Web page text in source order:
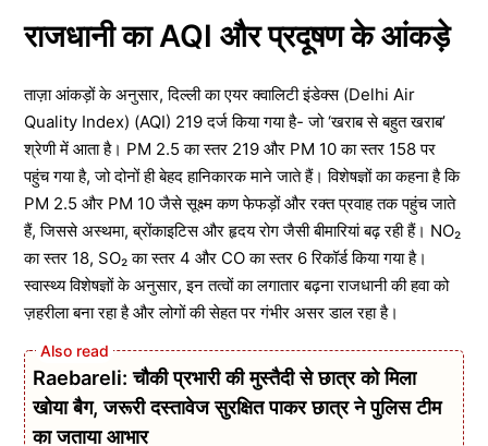
राजधानी का AQI और प्रदूषण के आंकड़े
ताज़ा आंकड़ों के अनुसार, दिल्ली का एयर क्वालिटी इंडेक्स (Delhi Air
Quality Index) (AQI) 219 दर्ज किया गया है- जो ‘खराब से बहुत खराब’
श्रेणी में आता है। PM 2.5 का स्तर 219 और PM 10 का स्तर 158 पर
पहुंच गया है, जो दोनों ही बेहद हानिकारक माने जाते हैं। विशेषज्ञों का कहना है कि
PM 2.5 और PM 10 जैसे सूक्ष्म कण फेफड़ों और रक्त प्रवाह तक पहुंच जाते
हैं, जिससे अस्थमा, ब्रोंकाइटिस और हृदय रोग जैसी बीमारियां बढ़ रही हैं। NO₂
का स्तर 18, SO₂ का स्तर 4 और CO का स्तर 6 रिकॉर्ड किया गया है।
स्वास्थ्य विशेषज्ञों के अनुसार, इन तत्वों का लगातार बढ़ना राजधानी की हवा को
ज़हरीला बना रहा है और लोगों की सेहत पर गंभीर असर डाल रहा है।
Raebareli: चौकी प्रभारी की मुस्तैदी से छात्र को मिला
खोया बैग, जरूरी दस्तावेज सुरक्षित पाकर छात्र ने पुलिस टीम
का जताया आभार